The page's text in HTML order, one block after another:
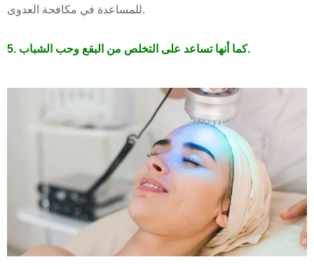
للمساعدة في مكافحة العدوى.
5. كما أنها تساعد على التخلص من البقع وحب الشباب.